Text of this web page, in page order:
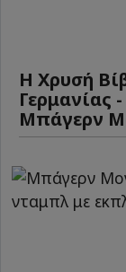
Η Χρυσή
Γερμανίας
Μπάγερν